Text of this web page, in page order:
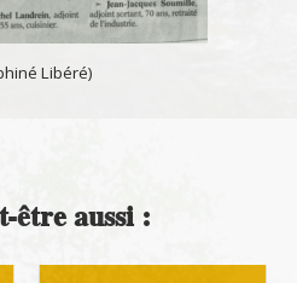
Libéré)
être aussi :